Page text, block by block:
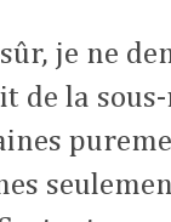
je ne
de la